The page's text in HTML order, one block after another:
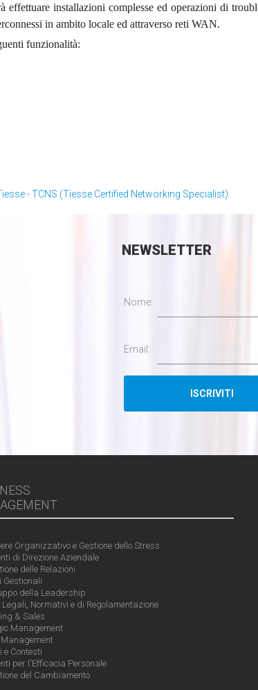
effettuare installazioni complesse ed operazioni di
in ambito locale ed attraverso reti WAN.
funzionalità:
- TCNS (Tiesse Certified Networking Specialist)
NEWSLETTER
Nome:
Email:
Organizzativo e Gestione dello Stress
di Direzione Aziendale
delle Relazioni
Gestionali
della Leadership
Normativi e di Regolamentazione
& Sales
Management
Management
e Contesti
per l'Efficacia Personale
del Cambiamento